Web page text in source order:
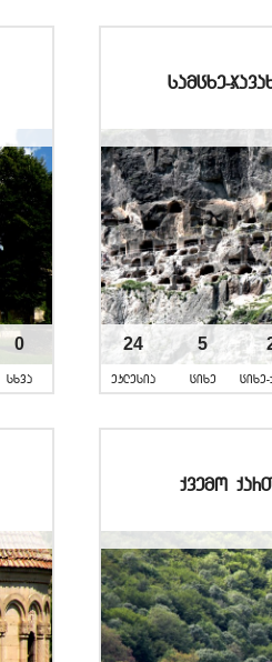
0
sxva
samcxe-
24
eklesia
5
cixe cixe-
qvemo